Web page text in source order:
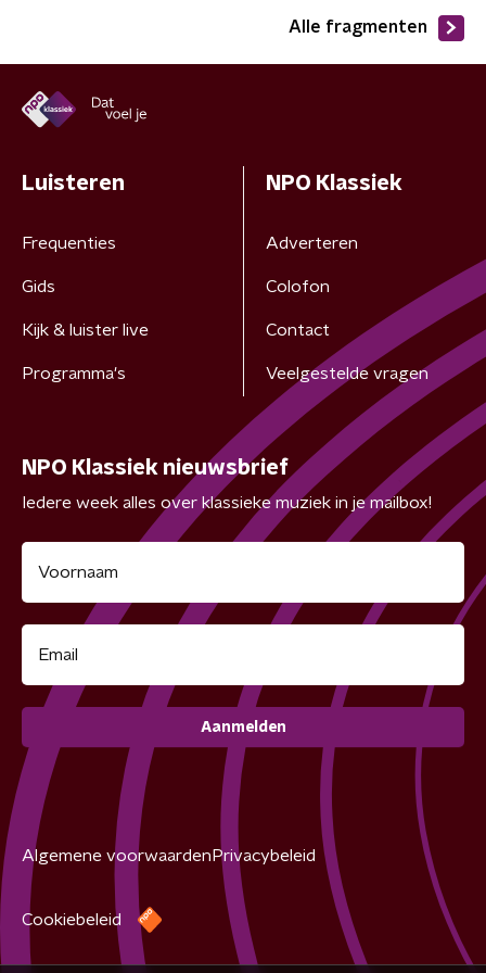
Alle fragmenten
Luisteren
Frequenties
Gids
Kijk & luister live
Programma's
NPO Klassiek
Adverteren
Colofon
Contact
Veelgestelde vragen
NPO Klassiek nieuwsbrief
Iedere week alles over klassieke muziek in je mailbox!
Aanmelden
Algemene voorwaarden Privacybeleid
Cookiebeleid